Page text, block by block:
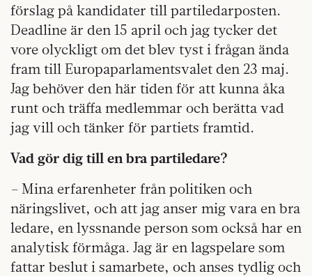
förslag på kandidater till partiledarposten.
Deadline är den 15 april och jag tycker det
vore olyckligt om det blev tyst i frågan ända
fram till Europaparlamentsvalet den 23 maj.
Jag behöver den här tiden för att kunna åka
runt och träffa medlemmar och berätta vad
jag vill och tänker för partiets framtid.
Vad gör dig till en bra partiledare?
– Mina erfarenheter från politiken och
näringslivet, och att jag anser mig vara en bra
ledare, en lyssnande person som också har en
analytisk förmåga. Jag är en lagspelare som
fattar beslut i samarbete, och anses tydlig och